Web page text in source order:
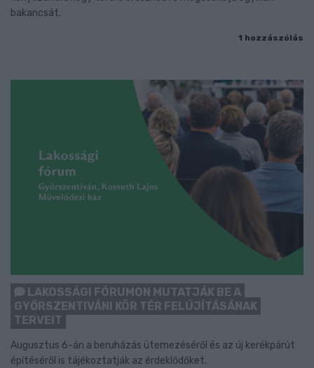
bakancsát.
1 hozzászólás
LAKOSSÁGI FÓRUMON MUTATJÁK BE A
GYŐRSZENTIVÁNI KÖR TÉR FELÚJÍTÁSÁNAK
TERVEIT
Augusztus 6-án a beruházás ütemezéséről és az új kerékpárút
építéséről is tájékoztatják az érdeklődőket.